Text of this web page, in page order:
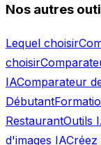
Nos autres
Lequel choisir
choisir
IAComparateur
Débutant
RestaurantOutils
d'images IACréez